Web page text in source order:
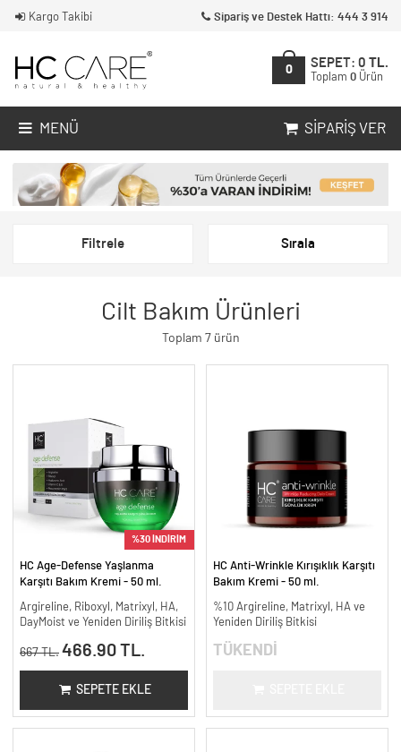
Kargo Takibi Sipariş ve Destek Hattı: 444 3 914
0
SEPET: 0 TL.
Toplam 0 Ürün
MENÜ SIPARIŞ VER
Filtrele Sırala
Cilt Bakım Ürünleri
Toplam 7 ürün
%30 İNDİRİM
HC Age-Defense Yaşlanma
Karşıtı Bakım Kremi - 50 ml.
Argireline, Riboxyl, Matrixyl, HA,
DayMoist ve Yeniden Diriliş Bitkisi
667 TL. 466.90 TL.
SEPETE EKLE
HC Anti-Wrinkle Kırışıklık Karşıtı
Bakım Kremi - 50 ml.
%10 Argireline, Matrixyl, HA ve
Yeniden Diriliş Bitkisi
TÜKENDİ